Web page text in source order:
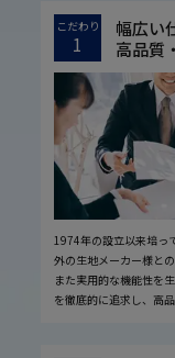
こだわり
1
幅広い
高品質
1974年の設立以来培っ
外の生地メーカー様と
また実用的な機能性を
を徹底的に追求し、高